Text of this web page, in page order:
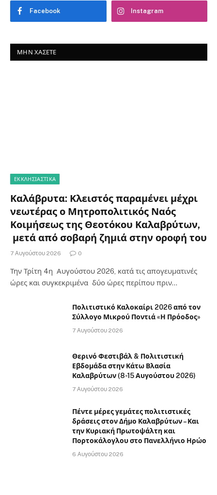
Facebook Instagram
ΜΗΝ ΧΆΣΕΤΕ
ΕΚΚΛΗΣΙΑΣΤΙΚΑ
Καλάβρυτα: Κλειστός παραμένει μέχρι
νεωτέρας ο Μητροπολιτικός Ναός
Κοιμήσεως της Θεοτόκου Καλαβρύτων,
μετά από σοβαρή ζημιά στην οροφή του
7 Αυγούστου 2026 0
Την Τρίτη 4η Αυγούστου 2026, κατά τις απογευματινές
ώρες και συγκεκριμένα δύο ώρες περίπου πριν…
Πολιτιστικό Καλοκαίρι 2026 από τον
Σύλλογο Μικρού Ποντιά «Η Πρόοδος»
7 Αυγούστου 2026
Θερινό Φεστιβάλ & Πολιτιστική
Εβδομάδα στην Κάτω Βλασία
Καλαβρύτων (8-15 Αυγούστου 2026)
7 Αυγούστου 2026
Πέντε μέρες γεμάτες πολιτιστικές
δράσεις στον Δήμο Καλαβρύτων – Και
την Κυριακή Πρωτοψάλτη και
Πορτοκάλογλου στο Πανελλήνιο Ηρώο
6 Αυγούστου 2026